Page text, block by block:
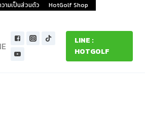
ามเป็นส่วนตัว HotGolf Shop
LINE :
HOTGOLF